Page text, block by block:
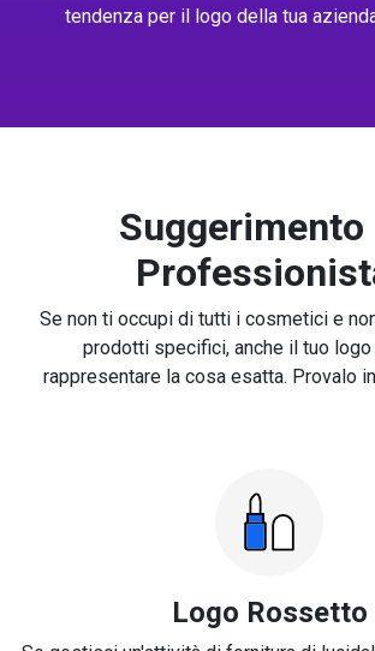
tendenza per il logo della tua
Suggerimento
Se non ti occupi di tutti i cosmetici e
prodotti specifici, anche il tuo
rappresentare la cosa esatta. Provalo
Logo Rossetto